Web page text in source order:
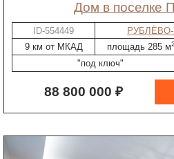
дом в поселке
ID-554449
9 км от МКАД
площадь 285 м2
"под ключ"
88 800 000 ₽